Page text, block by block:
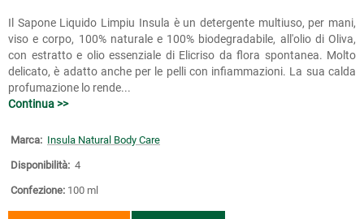
Il Sapone Liquido Limpiu Insula è un detergente multiuso, per mani,
viso e corpo, 100% naturale e 100% biodegradabile, all'olio di Oliva,
con estratto e olio essenziale di Elicriso da flora spontanea. Molto
delicato, è adatto anche per le pelli con infiammazioni. La sua calda
profumazione lo rende...
Continua >>
Marca: Insula Natural Body Care
Disponibilità: 4
Confezione: 100 ml